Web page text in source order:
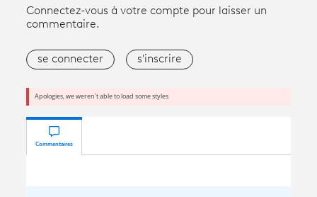
Connectez-vous à votre compte pour laisser un
commentaire.
se connecter s'inscrire